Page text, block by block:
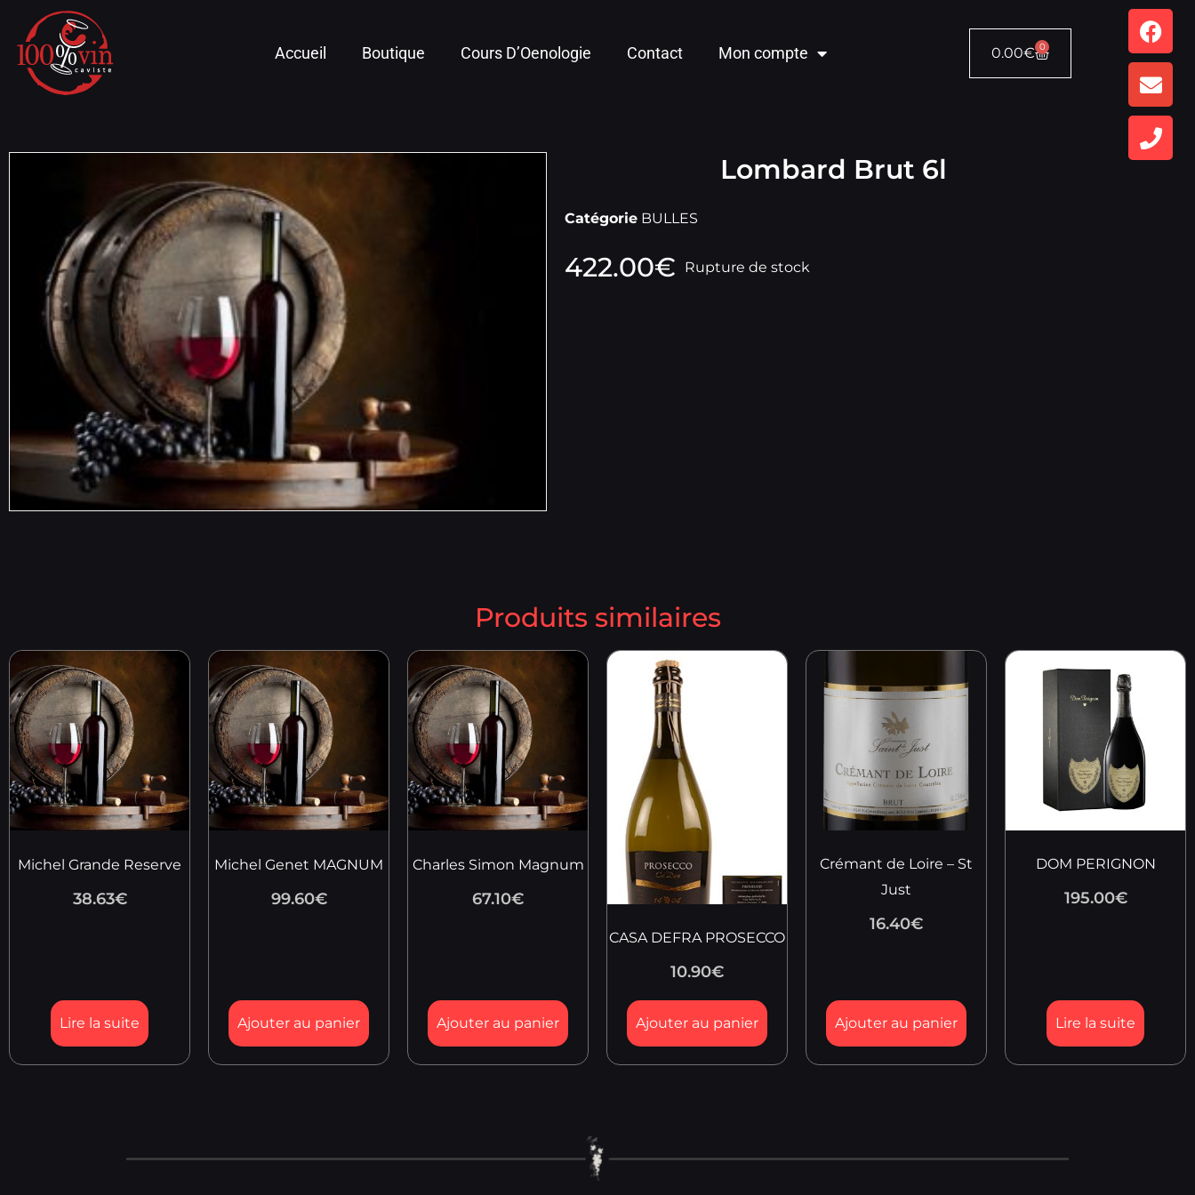
Accueil Boutique Cours D’Oenologie Contact Mon compte 0.00€ 0
Lombard Brut 6l
Catégorie BULLES
422.00€ Rupture de stock
Produits similaires
Michel Grande Reserve
38.63€
Lire la suite
Michel Genet MAGNUM
99.60€
Ajouter au panier
Charles Simon Magnum
67.10€
Ajouter au panier
CASA DEFRA PROSECCO
10.90€
Ajouter au panier
Crémant de Loire – St
Just
16.40€
Ajouter au panier
DOM PERIGNON
195.00€
Lire la suite